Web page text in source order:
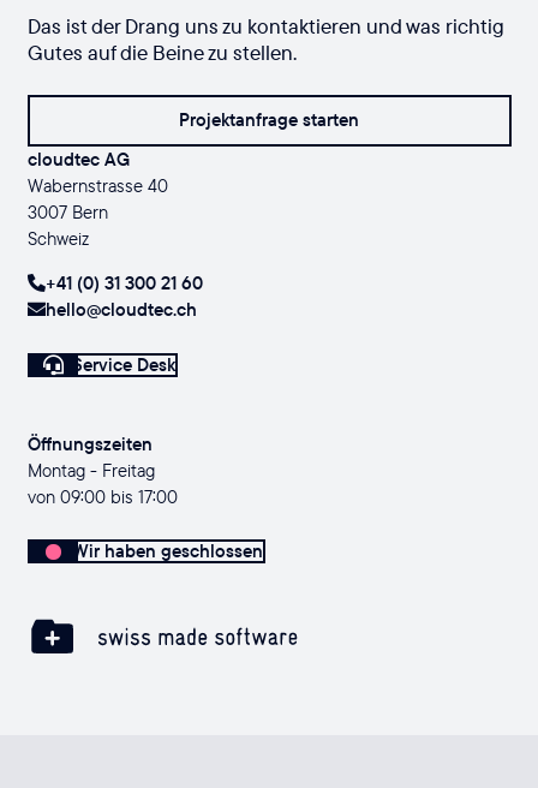
Das ist der Drang uns zu kontaktieren und was richtig
Gutes auf die Beine zu stellen.
Projektanfrage starten
cloudtec AG
Wabernstrasse 40
3007 Bern
Schweiz
+41 (0) 31 300 21 60
hello@cloudtec.ch
Service Desk
Öffnungszeiten
Montag - Freitag
von 09:00 bis 17:00
Wir haben geschlossen